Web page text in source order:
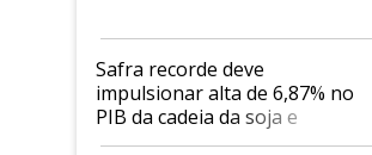
Safra recorde deve
impulsionar alta de 6,87% no
PIB da cadeia da soja e
biodiesel em 2026